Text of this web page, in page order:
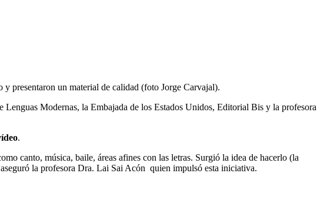
presentaron un material de calidad (foto Jorge Carvajal).
Modernas, la Embajada de los Estados Unidos, Editorial Bis y la profesora
.
canto, música, baile, áreas afines con las letras. Surgió la idea de hacerlo (la
la profesora Dra. Lai Sai Acón quien impulsó esta iniciativa.